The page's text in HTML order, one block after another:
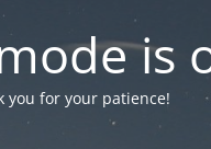
is
you for your patience!